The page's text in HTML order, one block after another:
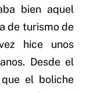
bien aquel
de turismo de
hice unos
Desde el
el boliche